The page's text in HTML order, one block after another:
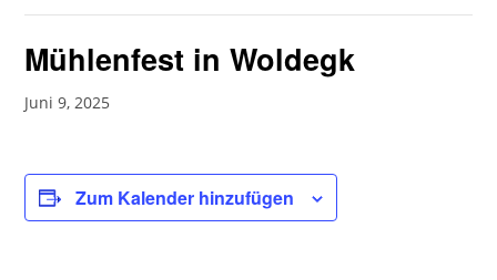
Mühlenfest in Woldegk
Juni 9, 2025
Zum Kalender hinzufügen